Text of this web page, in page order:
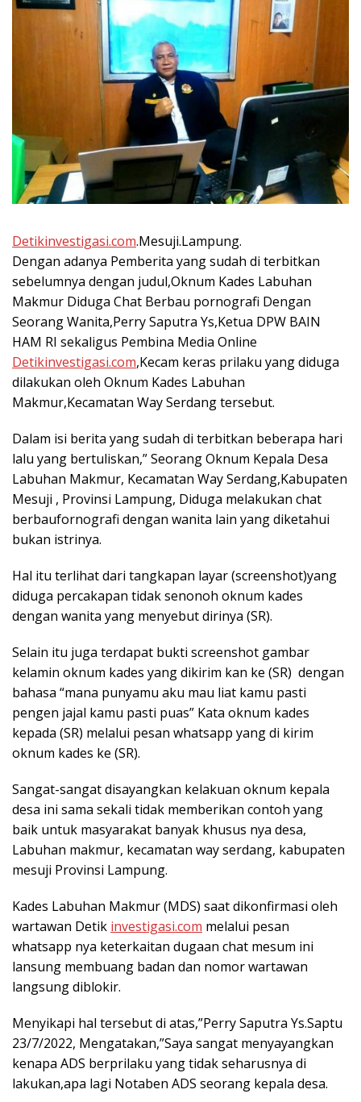
Detikinvestigasi.com.Mesuji.Lampung.
Dengan adanya Pemberita yang sudah di terbitkan
sebelumnya dengan judul,Oknum Kades Labuhan
Makmur Diduga Chat Berbau pornografi Dengan
Seorang Wanita,Perry Saputra Ys,Ketua DPW BAIN
HAM RI sekaligus Pembina Media Online
Detikinvestigasi.com,Kecam keras prilaku yang diduga
dilakukan oleh Oknum Kades Labuhan
Makmur,Kecamatan Way Serdang tersebut.
Dalam isi berita yang sudah di terbitkan beberapa hari
lalu yang bertuliskan,” Seorang Oknum Kepala Desa
Labuhan Makmur, Kecamatan Way Serdang,Kabupaten
Mesuji , Provinsi Lampung, Diduga melakukan chat
berbaufornografi dengan wanita lain yang diketahui
bukan istrinya.
Hal itu terlihat dari tangkapan layar (screenshot)yang
diduga percakapan tidak senonoh oknum kades
dengan wanita yang menyebut dirinya (SR).
Selain itu juga terdapat bukti screenshot gambar
kelamin oknum kades yang dikirim kan ke (SR) dengan
bahasa “mana punyamu aku mau liat kamu pasti
pengen jajal kamu pasti puas” Kata oknum kades
kepada (SR) melalui pesan whatsapp yang di kirim
oknum kades ke (SR).
Sangat-sangat disayangkan kelakuan oknum kepala
desa ini sama sekali tidak memberikan contoh yang
baik untuk masyarakat banyak khusus nya desa,
Labuhan makmur, kecamatan way serdang, kabupaten
mesuji Provinsi Lampung.
Kades Labuhan Makmur (MDS) saat dikonfirmasi oleh
wartawan Detik investigasi.com melalui pesan
whatsapp nya keterkaitan dugaan chat mesum ini
lansung membuang badan dan nomor wartawan
langsung diblokir.
Menyikapi hal tersebut di atas,”Perry Saputra Ys.Saptu
23/7/2022, Mengatakan,”Saya sangat menyayangkan
kenapa ADS berprilaku yang tidak seharusnya di
lakukan,apa lagi Notaben ADS seorang kepala desa.